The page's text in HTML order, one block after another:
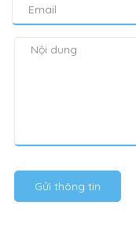
Gửi thông tin